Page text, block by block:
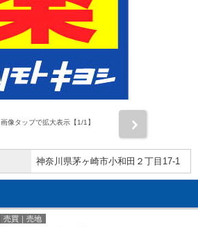
画像タップで拡大表示【1/1】
神奈川県茅ヶ崎市小和田２丁目17-1
売買｜売地